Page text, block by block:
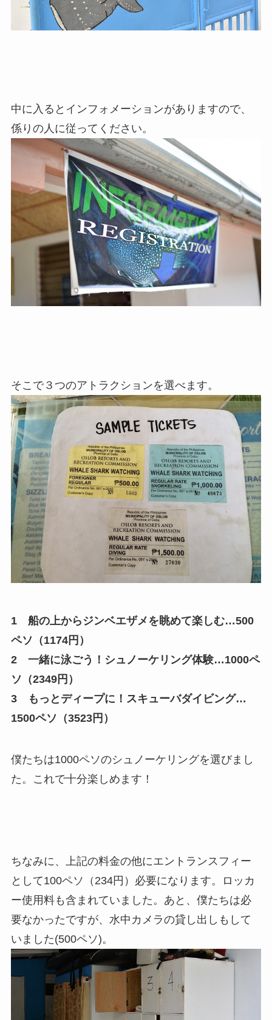
中に入るとインフォメーションがありますので、
係りの人に従ってください。
そこで３つのアトラクションを選べます。
1 船の上からジンベエザメを眺めて楽しむ…500
ペソ（1174円）
2 一緒に泳ごう！シュノーケリング体験…1000ペ
ソ（2349円）
3 もっとディープに！スキューバダイビング…
1500ペソ（3523円）
僕たちは1000ペソのシュノーケリングを選びまし
た。これで十分楽しめます！
ちなみに、上記の料金の他にエントランスフィー
として100ペソ（234円）必要になります。ロッカ
ー使用料も含まれていました。あと、僕たちは必
要なかったですが、水中カメラの貸し出しもして
いました(500ペソ)。